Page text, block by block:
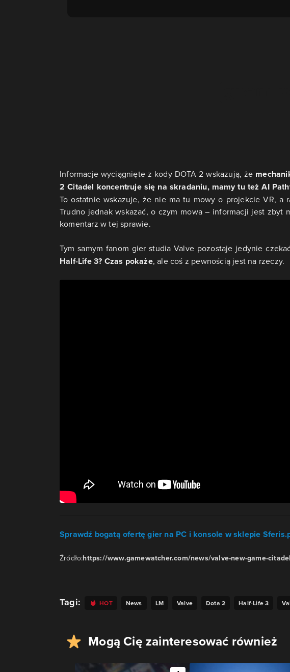
Informacje wyciągnięte z kody DOTA 2 wskazują, że
2 Citadel koncentruje się na skradaniu, mamy tu też AI
To ostatnie wskazuje, że nie ma tu mowy o projekcie VR, a
Trudno jednak wskazać, o czym mowa – informacji jest zbyt
komentarz w tej sprawie.
Tym samym fanom gier studia Valve pozostaje jedynie
Half-Life 3? Czas pokaże, ale coś z pewnością jest na rzeczy.
Sprawdź bogatą ofertę gier na PC i konsole w sklepie
Źródło:https://www.gamewatcher.com/news/valve-new-game-citadel
Tagi: HOT News LM Valve Dota 2 Half-Life 3
Mogą Cię zainteresować również